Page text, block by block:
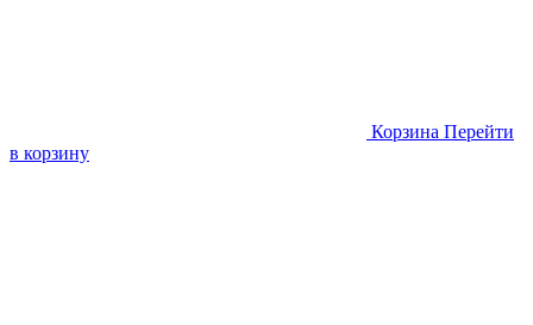
Корзина Перейти
в корзину